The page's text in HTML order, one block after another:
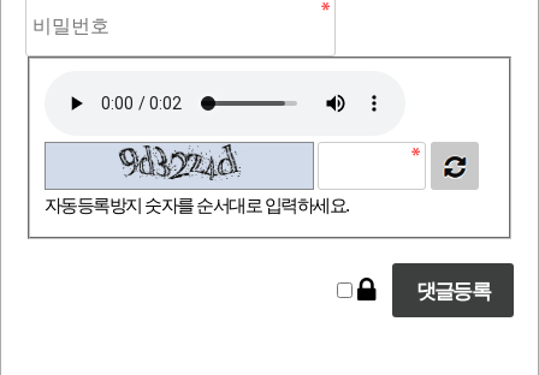
자동등록방지 숫자를 순서대로 입력하세요.